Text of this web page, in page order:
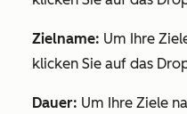
Zielname: Um Ihre
klicken Sie auf das
Dauer: Um Ihre Ziele